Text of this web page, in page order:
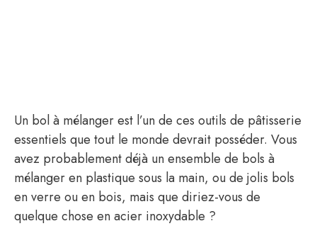
Un bol à mélanger est l’un de ces outils de pâtisserie
essentiels que tout le monde devrait posséder. Vous
avez probablement déjà un ensemble de bols à
mélanger en plastique sous la main, ou de jolis bols
en verre ou en bois, mais que diriez-vous de
quelque chose en acier inoxydable ?